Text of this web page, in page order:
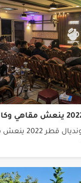
(شبكة أجيال)-مونديال